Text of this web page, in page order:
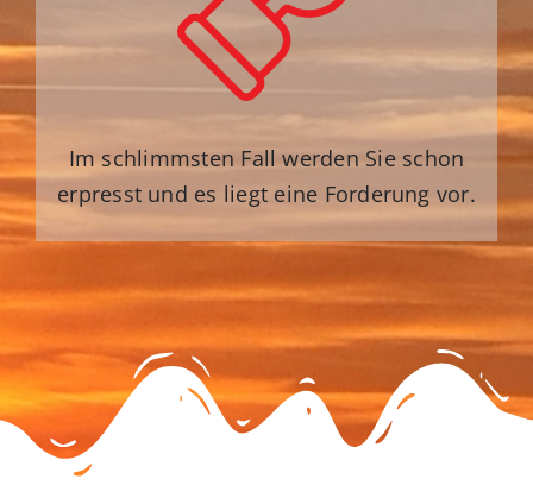
Im schlimmsten Fall werden Sie schon
erpresst und es liegt eine Forderung vor.